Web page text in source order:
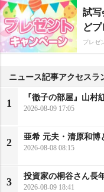
試
ど
プレゼ
ニュース記事アクセスラ
1
『徹子の部屋』山村
2026-08-09 17:05
2
亜希 元夫・清原和博
2026-08-08 08:15
3
投資家の桐谷さん長
2026-08-09 18:41